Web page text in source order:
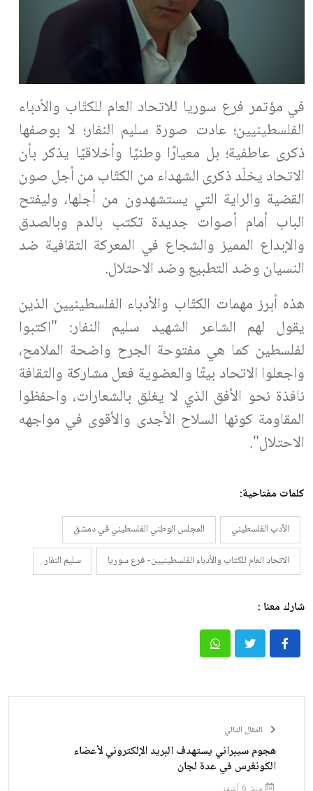
في مؤتمر فرع سوريا للاتحاد العام للكتّاب والأدباء
الفلسطينيين؛ عادت صورة سليم النفار؛ لا بوصفها
ذكرى عاطفية؛ بل معيارًا وطنيًا وأخلاقيًا يذكر بأن
الاتحاد يخلّد ذكرى الشهداء من الكتّاب من أجل صون
القضية والراية التي يستشهدون من أجلها، وليفتح
الباب أمام أصوات جديدة تكتب بالدم وبالصدق
والإبداع المميز والشجاع في المعركة الثقافية ضد
النسيان وضد التطبيع وضد الاحتلال.
هذه أبرز مهمات الكتّاب والأدباء الفلسطينيين الذين
يقول لهم الشاعر الشهيد سليم النفار: "اكتبوا
لفلسطين كما هي مفتوحة الجرح واضحة الملامح،
واجعلوا الاتحاد بيتًا والعضوية فعل مشاركة والثقافة
نافذة نحو الأفق الذي لا يغلق بالشعارات، واحفظوا
المقاومة كونها السلاح الأجدى والأقوى في مواجهه
الاحتلال".
كلمات مفتاحية:
الأدب الفلسطيني
المجلس الوطني الفلسطيني في دمشق
الاتحاد العام للكتاب والأدباء الفلسطينيين- فرع سوريا
سليم النفار
شارك معنا :
المقال التالي
هجوم سيبراني يستهدف البريد الإلكتروني لأعضاء
الكونغرس في عدة لجان